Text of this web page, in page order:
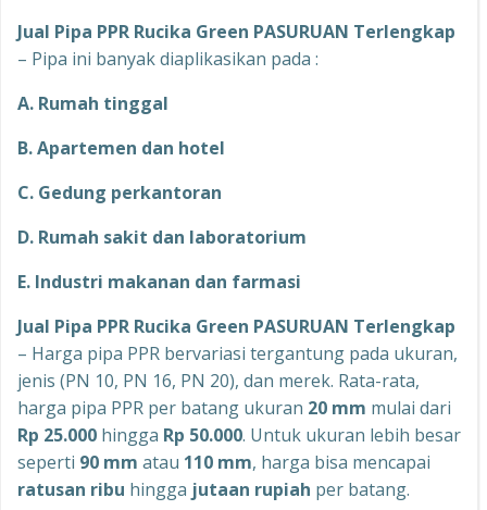
Jual Pipa PPR Rucika Green PASURUAN Terlengkap
– Pipa ini banyak diaplikasikan pada :
A. Rumah tinggal
B. Apartemen dan hotel
C. Gedung perkantoran
D. Rumah sakit dan laboratorium
E. Industri makanan dan farmasi
Jual Pipa PPR Rucika Green PASURUAN Terlengkap
– Harga pipa PPR bervariasi tergantung pada ukuran,
jenis (PN 10, PN 16, PN 20), dan merek. Rata-rata,
harga pipa PPR per batang ukuran 20 mm mulai dari
Rp 25.000 hingga Rp 50.000. Untuk ukuran lebih besar
seperti 90 mm atau 110 mm, harga bisa mencapai
ratusan ribu hingga jutaan rupiah per batang.